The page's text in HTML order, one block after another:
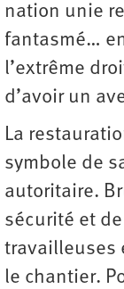
nation unie
fantasmé…
l’extrême
d’avoir un
La
symbole de
autoritaire.
sécurité et
travailleuses
le chantier.